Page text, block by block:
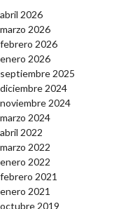
abril 2026
marzo 2026
febrero 2026
enero 2026
septiembre 2025
diciembre 2024
noviembre 2024
marzo 2024
abril 2022
marzo 2022
enero 2022
febrero 2021
enero 2021
octubre 2019